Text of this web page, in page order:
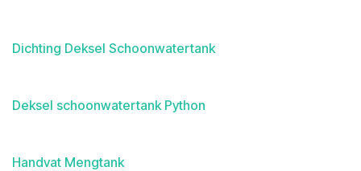
Dichting Deksel Schoonwatertank
Deksel schoonwatertank Python
Handvat Mengtank